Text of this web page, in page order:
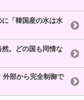
に「韓国産の水は水
。どの国も同情な
部から完全制御で